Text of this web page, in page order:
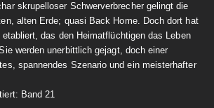
skrupelloser Schwerverbrecher gelingt die
alten Erde; quasi Back Home. Doch dort hat
das den Heimatflüchtigen das Leben
werden unerbittlich gejagt, doch einer
spannendes Szenario und ein meisterhafter
Band 21